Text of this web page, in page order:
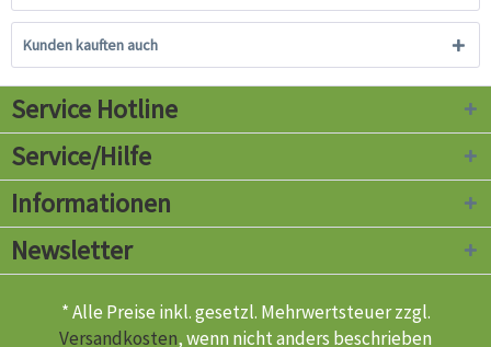
Kunden kauften auch
Service Hotline
Service/Hilfe
Informationen
Newsletter
* Alle Preise inkl. gesetzl. Mehrwertsteuer zzgl.
Versandkosten, wenn nicht anders beschrieben